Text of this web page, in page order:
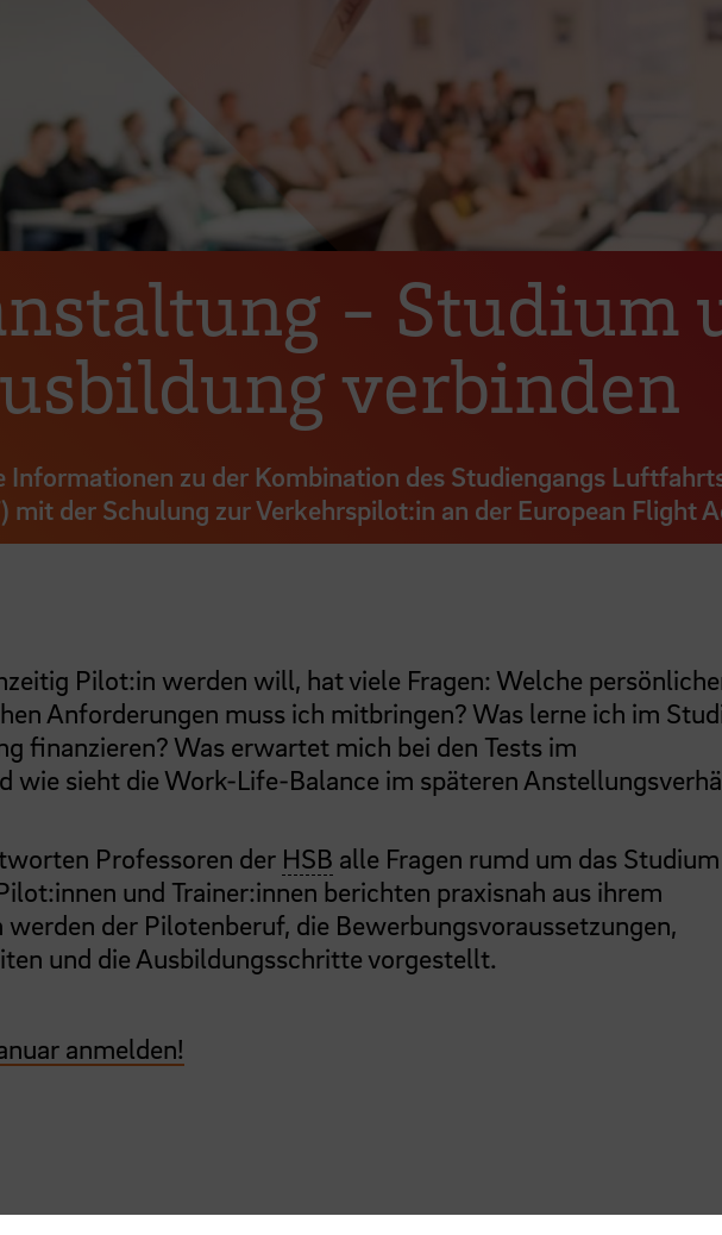
- Studium
verbinden
Informationen zu der Kombination des Studiengangs
mit der Schulung zur Verkehrspilot:in an der European Flight
Pilot:in werden will, hat viele Fragen: Welche
Anforderungen muss ich mitbringen? Was lerne ich im
finanzieren? Was erwartet mich bei den Tests im
wie sieht die Work-Life-Balance im späteren
Professoren der HSB alle Fragen rumd um das
und Trainer:innen berichten praxisnah aus ihrem
der Pilotenberuf, die Bewerbungsvoraussetzungen,
und die Ausbildungsschritte vorgestellt.
anmelden!